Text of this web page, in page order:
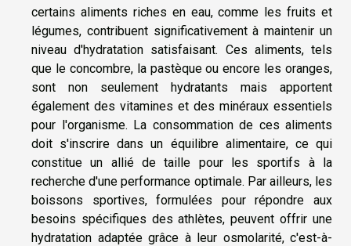
certains aliments riches en eau, comme les fruits et
légumes, contribuent significativement à maintenir un
niveau d'hydratation satisfaisant. Ces aliments, tels
que le concombre, la pastèque ou encore les oranges,
sont non seulement hydratants mais apportent
également des vitamines et des minéraux essentiels
pour l'organisme. La consommation de ces aliments
doit s'inscrire dans un équilibre alimentaire, ce qui
constitue un allié de taille pour les sportifs à la
recherche d'une performance optimale. Par ailleurs, les
boissons sportives, formulées pour répondre aux
besoins spécifiques des athlètes, peuvent offrir une
hydratation adaptée grâce à leur osmolarité, c'est-à-